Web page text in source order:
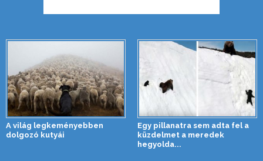
A világ legkeményebben
dolgozó kutyái
Egy pillanatra sem adta fel a
küzdelmet a meredek
hegyolda...